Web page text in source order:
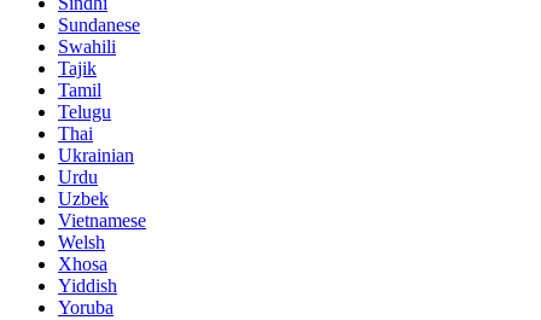
Sundanese
Swahili
Tajik
Tamil
Telugu
Thai
Ukrainian
Urdu
Uzbek
Vietnamese
Welsh
Xhosa
Yiddish
Yoruba